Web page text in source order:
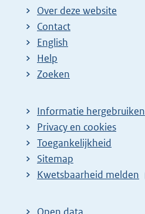
Over deze website
Contact
English
Help
Zoeken
Informatie hergebruiken
Privacy en cookies
Toegankelijkheid
Sitemap
E
t
Kwetsbaarheid melden
Open data